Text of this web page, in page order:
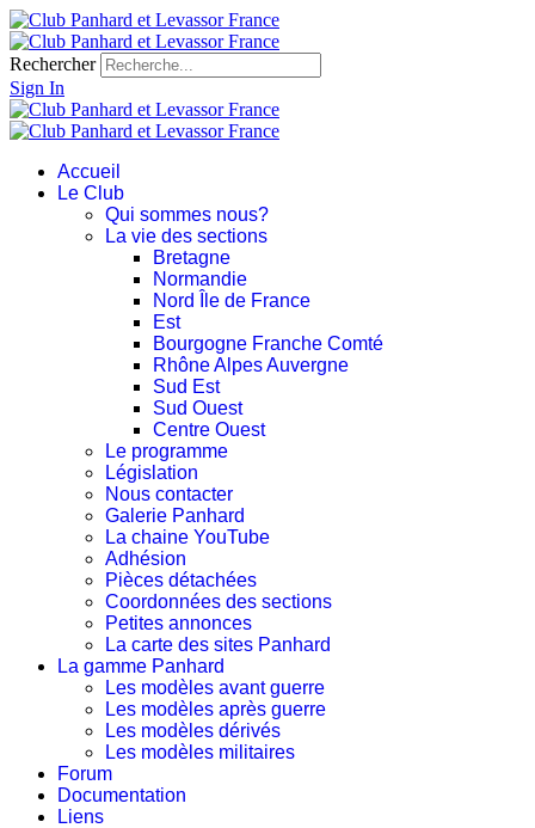
Rechercher
Sign In
Accueil
Le Club
Qui sommes nous?
La vie des sections
Bretagne
Normandie
Nord Île de France
Est
Bourgogne Franche Comté
Rhône Alpes Auvergne
Sud Est
Sud Ouest
Centre Ouest
Le programme
Législation
Nous contacter
Galerie Panhard
La chaine YouTube
Adhésion
Pièces détachées
Coordonnées des sections
Petites annonces
La carte des sites Panhard
La gamme Panhard
Les modèles avant guerre
Les modèles après guerre
Les modèles dérivés
Les modèles militaires
Forum
Documentation
Liens